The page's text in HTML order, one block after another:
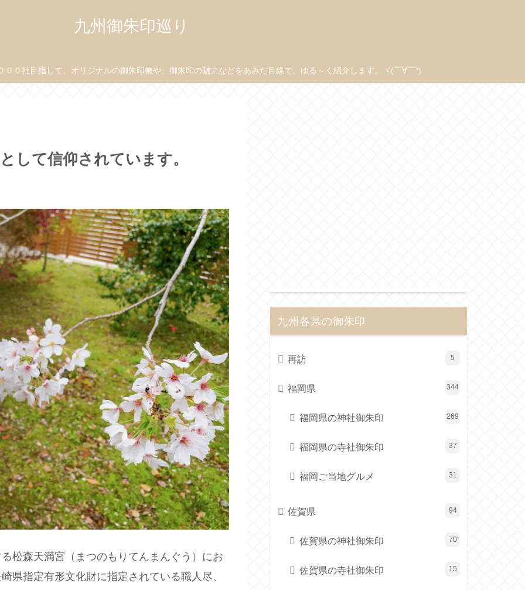
九州御朱印巡り
０社目指して、オリジナルの御朱印帳や、御朱印の魅力などをあみだ目線で、ゆる～く紹介します。ヾ(￣∀￣*)
して信仰されています。
松森天満宮（まつのもりてんまんぐう）にお
県指定有形文化財に指定されている職人尽、
九州各県の御朱印
再訪 5
福岡県 344
福岡県の神社御朱印 269
福岡県の寺社御朱印 37
福岡ご当地グルメ 31
佐賀県 94
佐賀県の神社御朱印 70
佐賀県の寺社御朱印 15